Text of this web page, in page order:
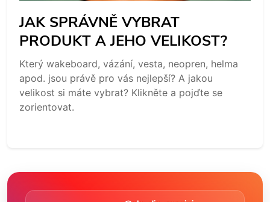
JAK SPRÁVNĚ VYBRAT
PRODUKT A JEHO VELIKOST?
Který wakeboard, vázání, vesta, neopren, helma
apod. jsou právě pro vás nejlepší? A jakou
velikost si máte vybrat? Klikněte a pojďte se
zorientovat.